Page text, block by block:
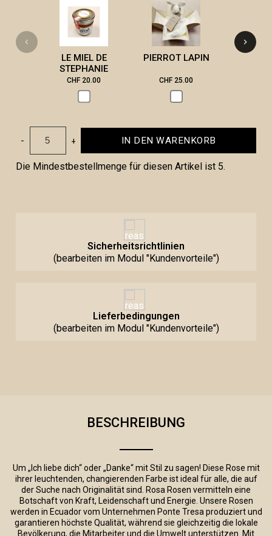
LE MIEL DE
STEPHANIE
CHF 20.00
PIERROT LAPIN
CHF 25.00
- + IN DEN WARENKORB
Die Mindestbestellmenge für diesen Artikel ist 5.
Sicherheitsrichtlinien
(bearbeiten im Modul "Kundenvorteile")
Lieferbedingungen
(bearbeiten im Modul "Kundenvorteile")
BESCHREIBUNG
Um „Ich liebe dich“ oder „Danke“ mit Stil zu sagen! Diese Rose mit
ihrer leuchtenden, changierenden Farbe ist ideal für alle, die auf
der Suche nach Originalität sind. Rosa Rosen vermitteln eine
Botschaft von Kraft, Leidenschaft und Energie. Unsere Rosen
werden in Ecuador vom Unternehmen Ponte Tresa produziert und
garantieren höchste Qualität, während sie gleichzeitig die lokale
Bevölkerung, die Mitarbeiter und die Umwelt unterstützen. Mit